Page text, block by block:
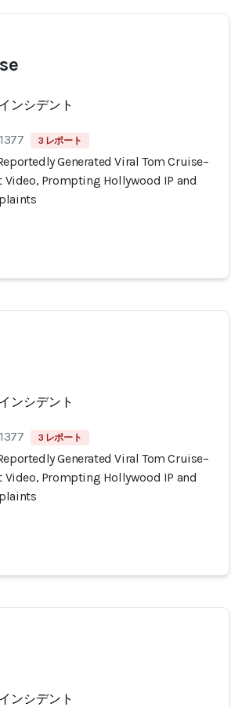
ンシデント
3 レポート
Generated Viral Tom Cruise–
Video, Prompting Hollywood IP and
ンシデント
3 レポート
Generated Viral Tom Cruise–
Video, Prompting Hollywood IP and
ンシデント